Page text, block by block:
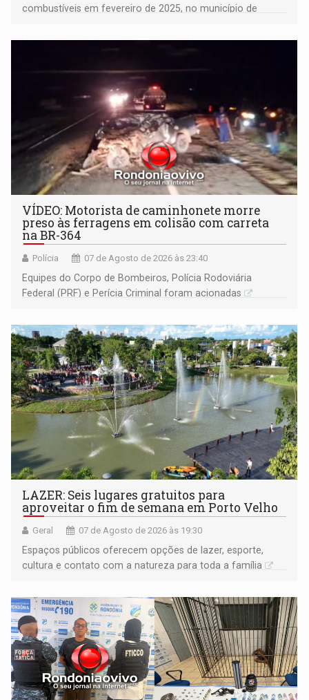
combustíveis em fevereiro de 2025, no município de
VÍDEO: Motorista de caminhonete morre
preso às ferragens em colisão com carreta
na BR-364
Polícia 07 de Agosto de 2026 às 23:40
Equipes do Corpo de Bombeiros, Polícia Rodoviária
Federal (PRF) e Perícia Criminal foram acionadas
LAZER: Seis lugares gratuitos para
aproveitar o fim de semana em Porto Velho
Geral 07 de Agosto de 2026 às 19:30
Espaços públicos oferecem opções de lazer, esporte,
cultura e contato com a natureza para toda a família